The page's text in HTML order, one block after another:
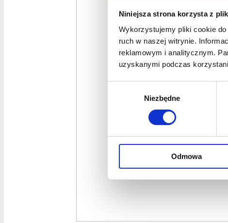
Niniejsza strona korzysta z
Wykorzystujemy pliki cookie
ruch w naszej witrynie.
reklamowym i analitycznym.
uzyskanymi podczas
Niezbędne
Odmowa